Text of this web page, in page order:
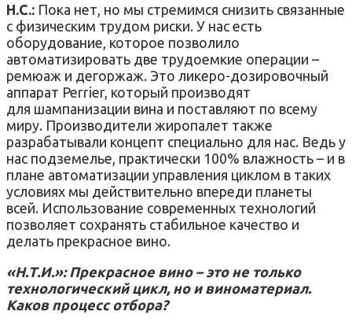
Н.С.: Пока нет, но мы стремимся снизить связанные
с физическим трудом риски. У нас есть
оборудование, которое позволило
автоматизировать две трудоемкие операции –
ремюаж и дегоржаж. Это ликеро-дозировочный
аппарат Perrier, который производят
для шампанизации вина и поставляют по всему
миру. Производители жиропалет также
разрабатывали концепт специально для нас. Ведь у
нас подземелье, практически 100% влажность – и в
плане автоматизации управления циклом в таких
условиях мы действительно впереди планеты
всей. Использование современных технологий
позволяет сохранять стабильное качество и
делать прекрасное вино.
«Н.Т.И.»: Прекрасное вино – это не только
технологический цикл, но и виноматериал.
Каков процесс отбора?